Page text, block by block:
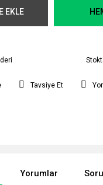
EKLE
Tavsiye Et
Yorumlar